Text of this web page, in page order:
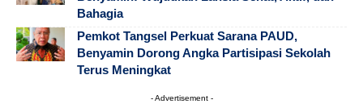
Bahagia
Pemkot Tangsel Perkuat Sarana PAUD,
Benyamin Dorong Angka Partisipasi Sekolah
Terus Meningkat
- Advertisement -